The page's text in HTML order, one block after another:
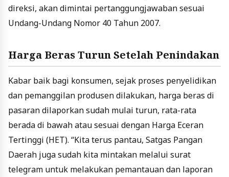
direksi, akan dimintai pertanggungjawaban sesuai
Undang-Undang Nomor 40 Tahun 2007.
Harga Beras Turun Setelah Penindakan
Kabar baik bagi konsumen, sejak proses penyelidikan
dan pemanggilan produsen dilakukan, harga beras di
pasaran dilaporkan sudah mulai turun, rata-rata
berada di bawah atau sesuai dengan Harga Eceran
Tertinggi (HET). “Kita terus pantau, Satgas Pangan
Daerah juga sudah kita mintakan melalui surat
telegram untuk melakukan pemantauan dan laporan